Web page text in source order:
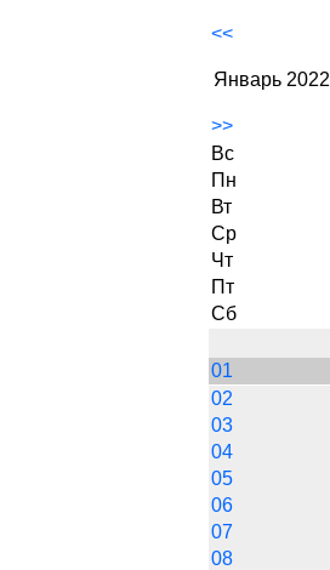
<<
Январь 2022
>>
Вс
Пн
Вт
Ср
Чт
Пт
Сб
01
02
03
04
05
06
07
08